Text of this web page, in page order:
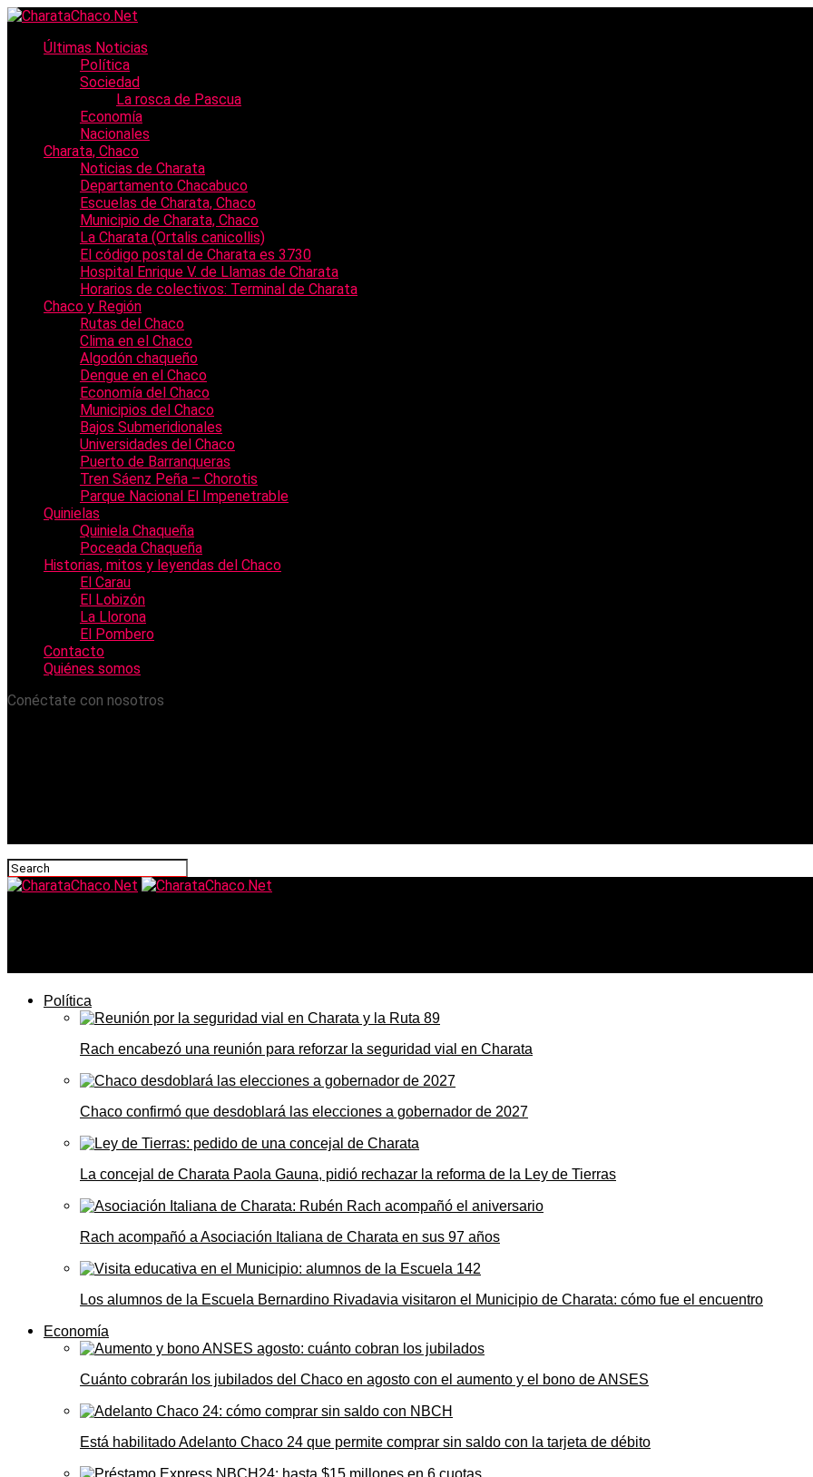
Últimas Noticias
Política
Sociedad
La rosca de Pascua
Economía
Nacionales
Charata, Chaco
Noticias de Charata
Departamento Chacabuco
Escuelas de Charata, Chaco
Municipio de Charata, Chaco
La Charata (Ortalis canicollis)
El código postal de Charata es 3730
Hospital Enrique V. de Llamas de Charata
Horarios de colectivos: Terminal de Charata
Chaco y Región
Rutas del Chaco
Clima en el Chaco
Algodón chaqueño
Dengue en el Chaco
Economía del Chaco
Municipios del Chaco
Bajos Submeridionales
Universidades del Chaco
Puerto de Barranqueras
Tren Sáenz Peña – Chorotis
Parque Nacional El Impenetrable
Quinielas
Quiniela Chaqueña
Poceada Chaqueña
Historias, mitos y leyendas del Chaco
El Carau
El Lobizón
La Llorona
El Pombero
Contacto
Quiénes somos
Conéctate con nosotros
Política
Rach encabezó una reunión para reforzar la seguridad vial en Charata
Chaco confirmó que desdoblará las elecciones a gobernador de 2027
La concejal de Charata Paola Gauna, pidió rechazar la reforma de la Ley de Tierras
Rach acompañó a Asociación Italiana de Charata en sus 97 años
Los alumnos de la Escuela Bernardino Rivadavia visitaron el Municipio de Charata: cómo fue el encuentro
Economía
Cuánto cobrarán los jubilados del Chaco en agosto con el aumento y el bono de ANSES
Está habilitado Adelanto Chaco 24 que permite comprar sin saldo con la tarjeta de débito